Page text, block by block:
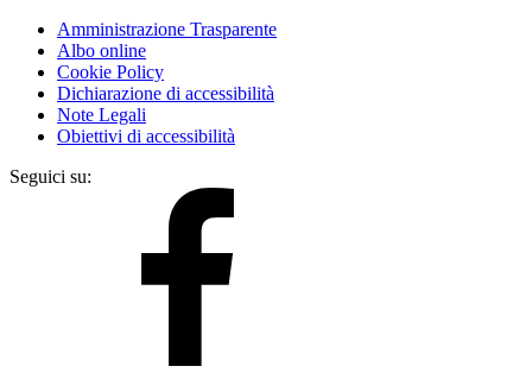
Amministrazione Trasparente
Albo online
Cookie Policy
Dichiarazione di accessibilità
Note Legali
Obiettivi di accessibilità
Seguici su: